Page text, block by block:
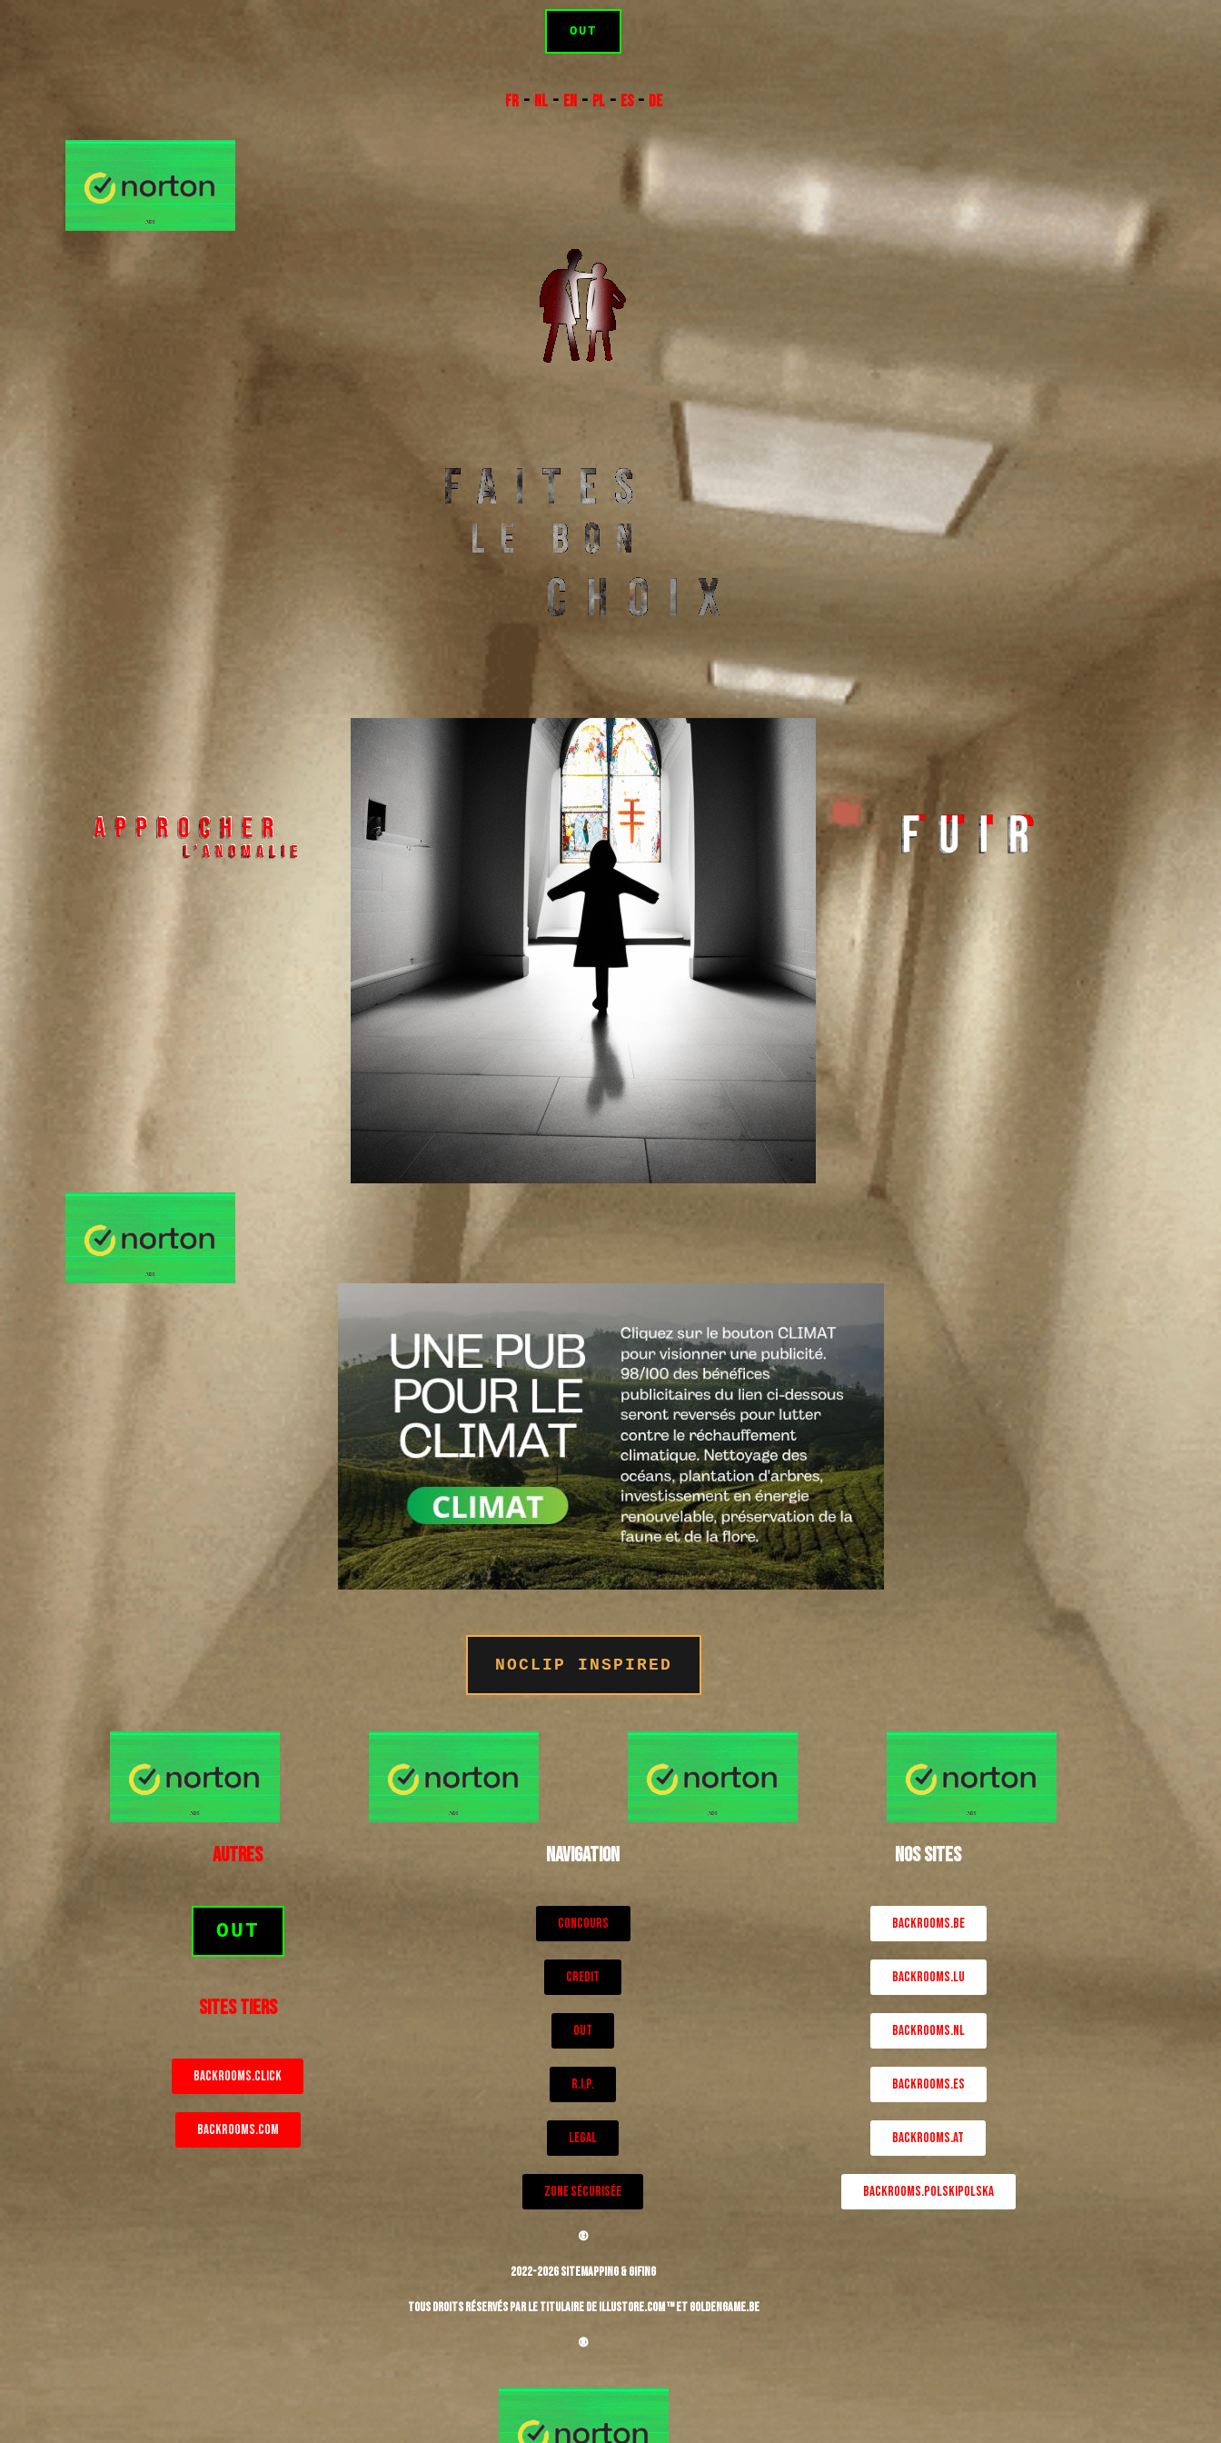
OUT
FR– NL– EN – PL– ES– DE
NOCLIP INSPIRED
AUTRES
OUT
SITES TIERS
BACKROOMS.CLICK
BACKROOMS.COM
NAVIGATION
CONCOURS
CREDIT
OUT
R.I.P.
LEGAL
ZONE SÉCURISÉE
NOS SITES
BACKROOMS.BE
BACKROOMS.LU
BACKROOMS.NL
BACKROOMS.ES
BACKROOMS.AT
BACKROOMS.POLSKIPOLSKA
©
2022-2026 Sitemapping & Gifing
Tous droits réservés par le titulaire de Illustore.com ™ et Goldengame.be
®